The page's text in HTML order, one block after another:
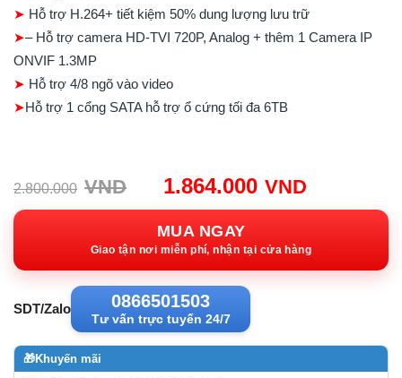
➤ Hỗ trợ H.264+ tiết kiệm 50% dung lượng lưu trữ
➤– Hỗ trợ camera HD-TVI 720P, Analog + thêm 1 Camera IP
ONVIF 1.3MP
➤ Hỗ trợ 4/8 ngõ vào video
➤Hỗ trợ 1 cổng SATA hỗ trợ ổ cứng tối đa 6TB
2.800.000 VND
Giá
gốc:
2.800.000VND.
1.864.000 VND
hiện
MUA NGAY
Giao tận nơi miễn phí, nhận tại cửa hàng
SDT/Zalo 0866501503
Tư vấn trực tuyến 24/7
🎁Khuyến mãi